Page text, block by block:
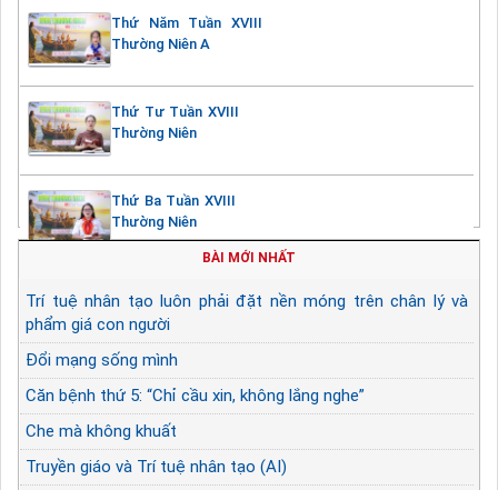
Thứ Năm Tuần XVIII
Thường Niên A
Thứ Tư Tuần XVIII
Thường Niên
Thứ Ba Tuần XVIII
Thường Niên
BÀI MỚI NHẤT
Trí tuệ nhân tạo luôn phải đặt nền móng trên chân lý và
phẩm giá con người
Đổi mạng sống mình
Căn bệnh thứ 5: “Chỉ cầu xin, không lắng nghe”
Che mà không khuất
Truyền giáo và Trí tuệ nhân tạo (AI)